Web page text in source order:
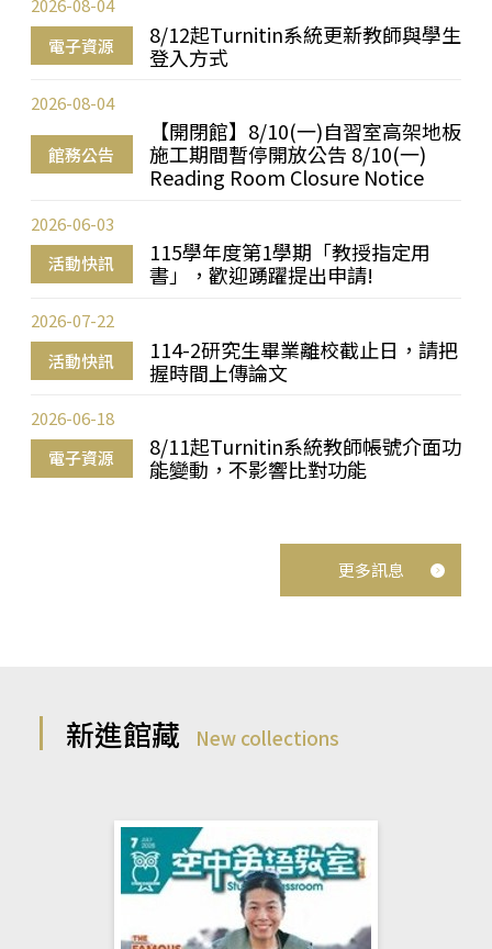
電子資源
8/12起Turnitin系統更新教師與學生
登入方式
2026-08-04
館務公告
【開閉館】8/10(一)自習室高架地板
施工期間暫停開放公告 8/10(一)
Reading Room Closure Notice
2026-08-04
活動快訊
115學年度第1學期「教授指定用
書」，歡迎踴躍提出申請!
2026-06-03
活動快訊
114-2研究生畢業離校截止日，請把
握時間上傳論文
2026-07-22
電子資源
8/11起Turnitin系統教師帳號介面功
能變動，不影響比對功能
2026-06-18
更多訊息
新進館藏 New collections